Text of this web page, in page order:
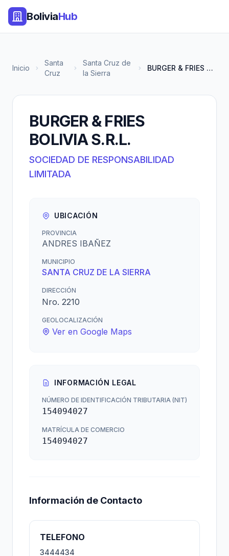
BoliviaHub
Inicio
Santa
Cruz
Santa Cruz de
la Sierra
BURGER & FRIES BOLIVIA S.R.L.
BURGER & FRIES
BOLIVIA S.R.L.
SOCIEDAD DE RESPONSABILIDAD
LIMITADA
UBICACIÓN
PROVINCIA
ANDRES IBAÑEZ
MUNICIPIO
SANTA CRUZ DE LA SIERRA
DIRECCIÓN
Nro. 2210
GEOLOCALIZACIÓN
Ver en Google Maps
INFORMACIÓN LEGAL
NÚMERO DE IDENTIFICACIÓN TRIBUTARIA (NIT)
154094027
MATRÍCULA DE COMERCIO
154094027
Información de Contacto
TELEFONO
3444434